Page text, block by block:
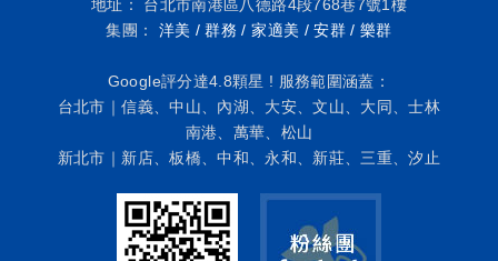
地址： 台北市南港區八德路4段768巷7號1樓
集團： 洋美 / 群務 / 家適美 / 安群 / 樂群
Google評分達4.8顆星 ! 服務範圍涵蓋：
台北市｜信義、中山、內湖、大安、文山、大同、士林
南港、萬華、松山
新北市｜新店、板橋、中和、永和、新莊、三重、汐止